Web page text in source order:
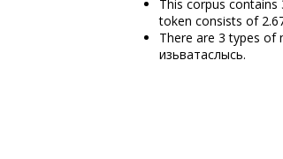
This corpus
token consists of
There are 3 types of
изьватаслысь.